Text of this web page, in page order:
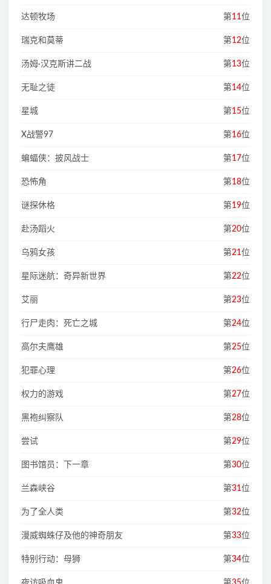
达顿牧场 第11位
瑞克和莫蒂 第12位
汤姆·汉克斯讲二战 第13位
无耻之徒 第14位
星城 第15位
X战警97 第16位
蝙蝠侠：披风战士 第17位
恐怖角 第18位
谜探休格 第19位
赴汤蹈火 第20位
乌鸦女孩 第21位
星际迷航：奇异新世界 第22位
艾丽 第23位
行尸走肉：死亡之城 第24位
高尔夫鹰雄 第25位
犯罪心理 第26位
权力的游戏 第27位
黑袍纠察队 第28位
尝试 第29位
图书馆员：下一章 第30位
兰森峡谷 第31位
为了全人类 第32位
漫威蜘蛛仔及他的神奇朋友 第33位
特别行动：母狮 第34位